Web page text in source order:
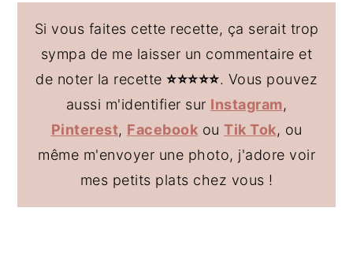
Si vous faites cette recette, ça serait trop
sympa de me laisser un commentaire et
de noter la recette ⭐️⭐️⭐️⭐️⭐️. Vous pouvez
aussi m'identifier sur Instagram,
Pinterest, Facebook ou Tik Tok, ou
même m'envoyer une photo, j'adore voir
mes petits plats chez vous !